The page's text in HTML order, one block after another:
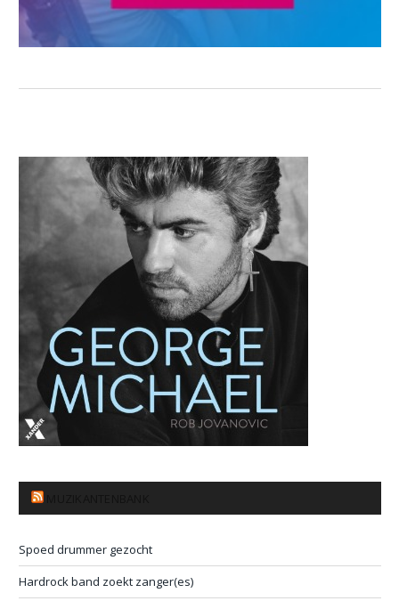
Spoed drummer gezocht
Hardrock band zoekt zanger(es)